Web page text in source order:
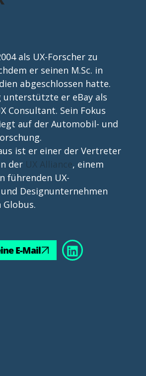
als UX-Forscher zu
er seinen M.Sc. in
abgeschlossen hatte.
unterstützte er eBay als
Consultant. Sein Fokus
auf der Automobil- und
ist er einer der Vertreter
der UX Alliance, einem
führenden UX-
Designunternehmen
E-Mail